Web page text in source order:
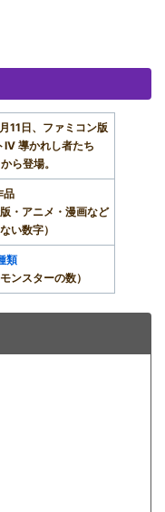
11日、ファミコン版
IV 導かれし者たち
ら登場。
品
・アニメ・漫画など
い数字）
類
ンスターの数）